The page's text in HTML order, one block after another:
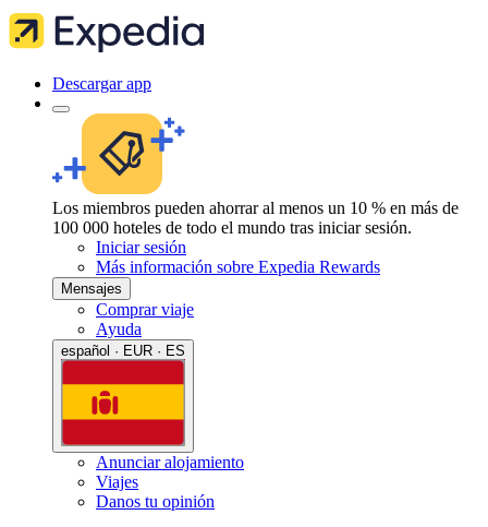
Descargar app
Los miembros pueden ahorrar al menos un 10 % en más de
100 000 hoteles de todo el mundo tras iniciar sesión.
Iniciar sesión
Más información sobre Expedia Rewards
Mensajes
Comprar viaje
Ayuda
español · EUR · ES
Anunciar alojamiento
Viajes
Danos tu opinión